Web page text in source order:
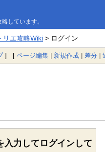
しています。
リエ攻略Wiki> ログイン
] [ ページ編集 | 新規作成 | 差分 |
入力してログインして